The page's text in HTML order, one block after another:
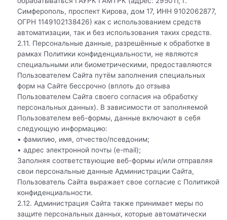
Симферополь, проспект Кирова, дом 17, ИНН 9102062877,
ОГРН 1149102138426) как с использованием средств
автоматизации, так и без использования таких средств.
2.11. Персональные данные, разрешённые к обработке в
рамках Политики конфиденциальности, не являются
специальными или биометрическими, предоставляются
Пользователем Сайта путём заполнения специальных
форм на Сайте бессрочно (вплоть до отзыва
Пользователем Сайта своего согласия на обработку
персональных данных). В зависимости от заполняемой
Пользователем веб-формы, данные включают в себя
следующую информацию:
• фамилию, имя, отчество/псевдоним;
• адрес электронной почты (e-mail);
Заполняя соответствующие веб-формы и/или отправляя
свои персональные данные Администрации Сайта,
Пользователь Сайта выражает свое согласие с Политикой
конфиденциальности.
2.12. Администрация Сайта также принимает меры по
защите персональных данных, которые автоматически